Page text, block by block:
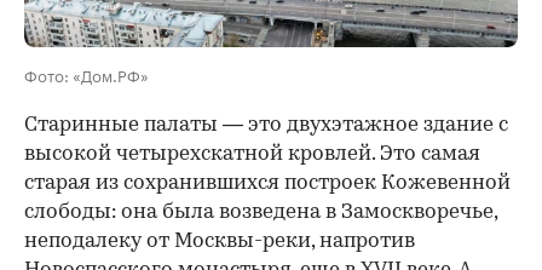
Фото: «Дом.РФ»
Старинные палаты — это двухэтажное здание с
высокой четырехскатной кровлей. Это самая
старая из сохранившихся построек Кожевенной
слободы: она была возведена в Замоскворечье,
неподалеку от Москвы-реки, напротив